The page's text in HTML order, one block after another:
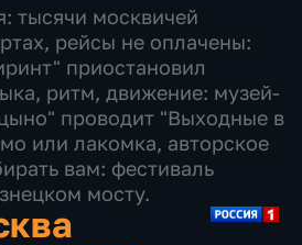
тысячи москвичей
рейсы не оплачены:
приостановил
ритм, движение: музей-
проводит "Выходные в
или лакомка, авторское
вам: фестиваль
мосту.